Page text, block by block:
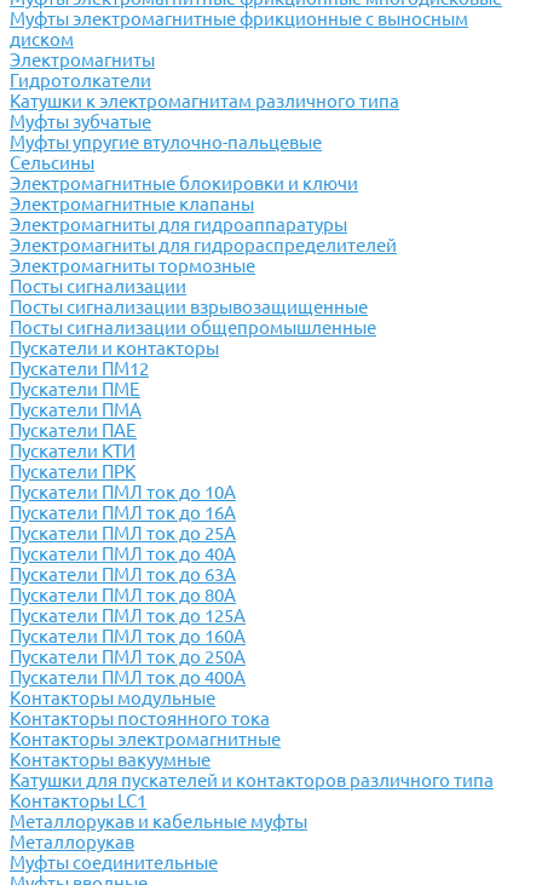
Муфты электромагнитные фрикционные с выносным
диском
Электромагниты
Гидротолкатели
Катушки к электромагнитам различного типа
Муфты зубчатые
Муфты упругие втулочно-пальцевые
Сельсины
Электромагнитные блокировки и ключи
Электромагнитные клапаны
Электромагниты для гидроаппаратуры
Электромагниты для гидрораспределителей
Электромагниты тормозные
Посты сигнализации
Посты сигнализации взрывозащищенные
Посты сигнализации общепромышленные
Пускатели и контакторы
Пускатели ПМ12
Пускатели ПМЕ
Пускатели ПМА
Пускатели ПАЕ
Пускатели КТИ
Пускатели ПРК
Пускатели ПМЛ ток до 10А
Пускатели ПМЛ ток до 16А
Пускатели ПМЛ ток до 25А
Пускатели ПМЛ ток до 40А
Пускатели ПМЛ ток до 63А
Пускатели ПМЛ ток до 80А
Пускатели ПМЛ ток до 125А
Пускатели ПМЛ ток до 160А
Пускатели ПМЛ ток до 250А
Пускатели ПМЛ ток до 400А
Контакторы модульные
Контакторы постоянного тока
Контакторы электромагнитные
Контакторы вакуумные
Катушки для пускателей и контакторов различного типа
Контакторы LC1
Металлорукав и кабельные муфты
Металлорукав
Муфты соединительные